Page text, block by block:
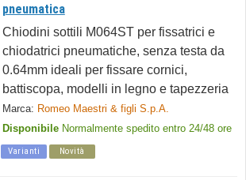
pneumatica
Chiodini sottili M064ST per fissatrici e
chiodatrici pneumatiche, senza testa da
0.64mm ideali per fissare cornici,
battiscopa, modelli in legno e tapezzeria
Marca: Romeo Maestri & figli S.p.A.
Disponibile Normalmente spedito entro 24/48 ore
Varianti Novità